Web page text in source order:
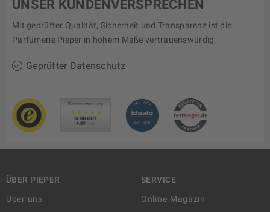
UNSER KUNDENVERSPRECHEN
Mit geprüfter Qualität, Sicherheit und Transparenz ist die
Parfümerie Pieper in hohem Maße vertrauenswürdig.
Geprüfter Datenschutz
ÜBER PIEPER
Über uns
SERVICE
Online-Magazin